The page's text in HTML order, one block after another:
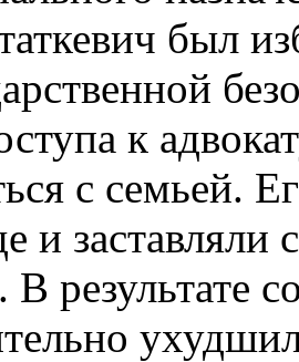
был
к
с семьей.
и
В результате